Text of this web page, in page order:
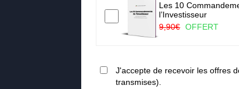
Les 10
l’Investisseur
9,90€ OFFERT
J'accepte de recevoir les offres
transmises).